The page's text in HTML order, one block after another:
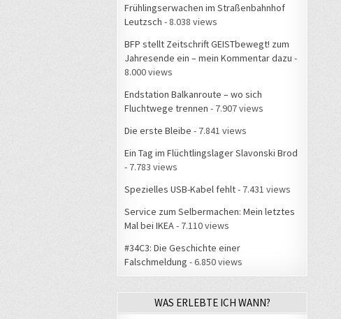
Frühlingserwachen im Straßenbahnhof
Leutzsch - 8.038 views
BFP stellt Zeitschrift GEISTbewegt! zum
Jahresende ein – mein Kommentar dazu -
8.000 views
Endstation Balkanroute – wo sich
Fluchtwege trennen - 7.907 views
Die erste Bleibe - 7.841 views
Ein Tag im Flüchtlingslager Slavonski Brod
- 7.783 views
Spezielles USB-Kabel fehlt- 7.431 views
Service zum Selbermachen: Mein letztes
Mal bei IKEA - 7.110 views
#34C3: Die Geschichte einer
Falschmeldung - 6.850 views
WAS ERLEBTE ICH WANN?